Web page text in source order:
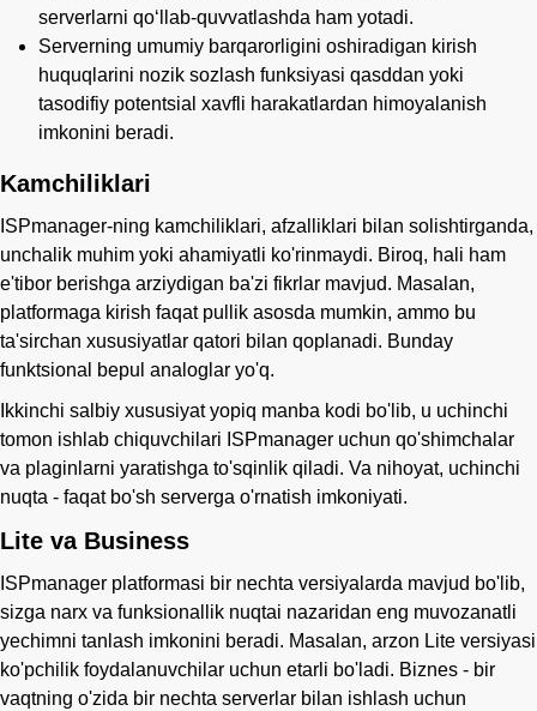
serverlarni qo‘llab-quvvatlashda ham yotadi.
Serverning umumiy barqarorligini oshiradigan kirish
huquqlarini nozik sozlash funksiyasi qasddan yoki
tasodifiy potentsial xavfli harakatlardan himoyalanish
imkonini beradi.
Kamchiliklari
ISPmanager-ning kamchiliklari, afzalliklari bilan solishtirganda,
unchalik muhim yoki ahamiyatli ko'rinmaydi. Biroq, hali ham
e'tibor berishga arziydigan ba'zi fikrlar mavjud. Masalan,
platformaga kirish faqat pullik asosda mumkin, ammo bu
ta'sirchan xususiyatlar qatori bilan qoplanadi. Bunday
funktsional bepul analoglar yo'q.
Ikkinchi salbiy xususiyat yopiq manba kodi bo'lib, u uchinchi
tomon ishlab chiquvchilari ISPmanager uchun qo'shimchalar
va plaginlarni yaratishga to'sqinlik qiladi. Va nihoyat, uchinchi
nuqta - faqat bo'sh serverga o'rnatish imkoniyati.
Lite va Business
ISPmanager platformasi bir nechta versiyalarda mavjud bo'lib,
sizga narx va funksionallik nuqtai nazaridan eng muvozanatli
yechimni tanlash imkonini beradi. Masalan, arzon Lite versiyasi
ko'pchilik foydalanuvchilar uchun etarli bo'ladi. Biznes - bir
vaqtning o'zida bir nechta serverlar bilan ishlash uchun